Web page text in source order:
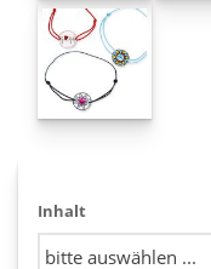
Inhalt